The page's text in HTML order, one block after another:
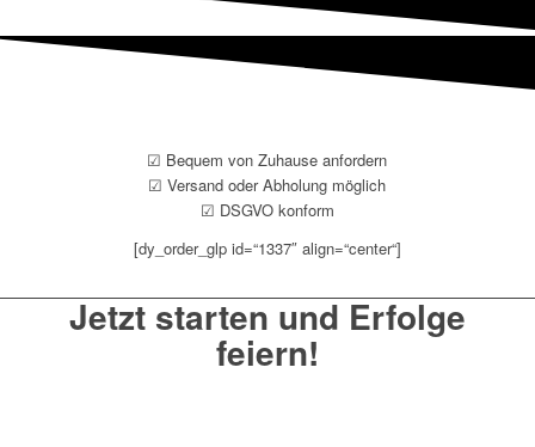
☑ Bequem von Zuhause anfordern
☑ Versand oder Abholung möglich
☑ DSGVO konform
[dy_order_glp id=“1337″ align=“center“]
Jetzt starten und Erfolge
feiern!